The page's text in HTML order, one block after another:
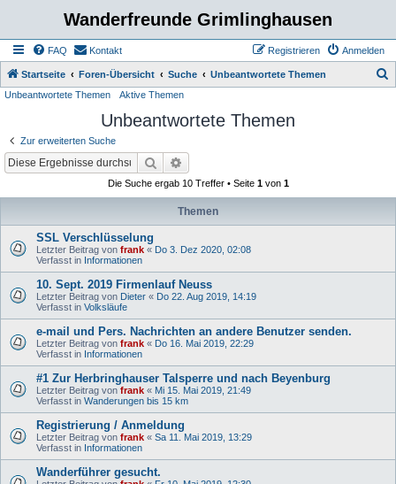
Wanderfreunde Grimlinghausen
FAQ Kontakt Anmelden
Registrieren
Startseite Foren-Übersicht Suche Unbeantwortete Themen
Unbeantwortete Themen Aktive Themen
Unbeantwortete Themen
Zur erweiterten Suche
Suche
Die Suche ergab 10 Treffer • Seite 1von 1
Themen
SSL Verschlüsselung
Letzter Beitrag von frank « Do 3. Dez 2020, 02:08
Verfasst in Informationen
10. Sept. 2019 Firmenlauf Neuss
Letzter Beitrag von Dieter « Do 22. Aug 2019, 14:19
Verfasst in Volksläufe
e-mail und Pers. Nachrichten an andere Benutzer senden.
Letzter Beitrag von frank « Do 16. Mai 2019, 22:29
Verfasst in Informationen
#1 Zur Herbringhauser Talsperre und nach Beyenburg
Letzter Beitrag von frank « Mi 15. Mai 2019, 21:49
Verfasst in Wanderungen bis 15 km
Registrierung / Anmeldung
Letzter Beitrag von frank « Sa 11. Mai 2019, 13:29
Verfasst in Informationen
Wanderführer gesucht.